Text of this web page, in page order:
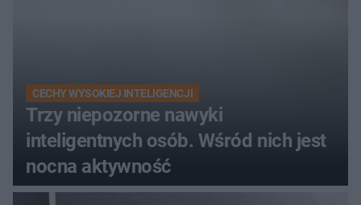
CECHY WYSOKIEJ INTELIGENCJI
Trzy niepozorne nawyki
inteligentnych osób. Wśród nich jest
nocna aktywność